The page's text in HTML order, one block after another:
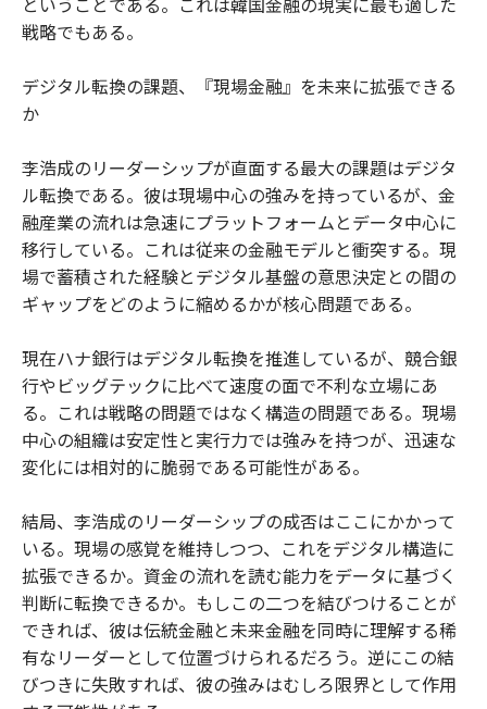
戦略でもある。
デジタル転換の課題、『現場金融』を未来に拡張できる
か
李浩成のリーダーシップが直面する最大の課題はデジタ
ル転換である。彼は現場中心の強みを持っているが、金
融産業の流れは急速にプラットフォームとデータ中心に
移行している。これは従来の金融モデルと衝突する。現
場で蓄積された経験とデジタル基盤の意思決定との間の
ギャップをどのように縮めるかが核心問題である。
現在ハナ銀行はデジタル転換を推進しているが、競合銀
行やビッグテックに比べて速度の面で不利な立場にあ
る。これは戦略の問題ではなく構造の問題である。現場
中心の組織は安定性と実行力では強みを持つが、迅速な
変化には相対的に脆弱である可能性がある。
結局、李浩成のリーダーシップの成否はここにかかって
いる。現場の感覚を維持しつつ、これをデジタル構造に
拡張できるか。資金の流れを読む能力をデータに基づく
判断に転換できるか。もしこの二つを結びつけることが
できれば、彼は伝統金融と未来金融を同時に理解する稀
有なリーダーとして位置づけられるだろう。逆にこの結
びつきに失敗すれば、彼の強みはむしろ限界として作用